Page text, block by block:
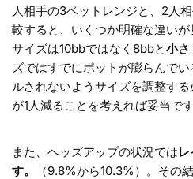
人相手の3ベットレンジと、2人
較すると、いくつか明確な違い
サイズは10bbではなく8bbと小さ
ズではすでにポットが膨らんで
ルされないようサイズを調整す
が1人減ることを考えれば妥当です
また、ヘッズアップの状況では
す。
（9.8%から10.3%）。その